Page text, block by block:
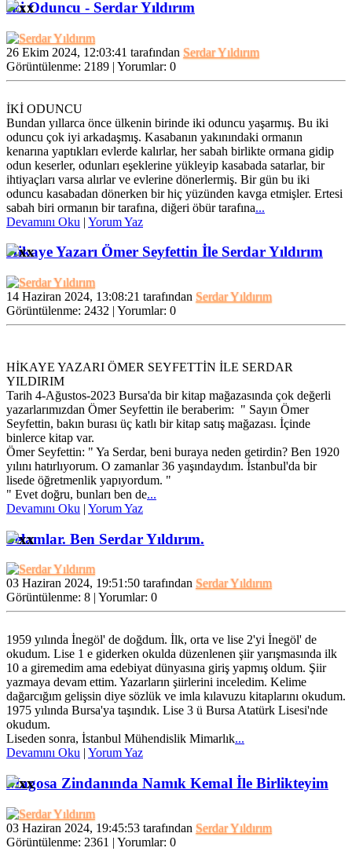
İki Oduncu - Serdar Yıldırım
26 Ekim 2024, 12:03:41 tarafından Serdar Yıldırım
Görüntülenme: 2189 | Yorumlar: 0
İKİ ODUNCU
Bundan yıllarca önce ülkenin birinde iki oduncu yaşarmış. Bu iki
oduncu çok iyi arkadaşmış. Kasabanın yakınındaki ormanın
kenarına yaptıkları evlerde kalırlar, her sabah birlikte ormana gidip
odun keserler, odunları eşeklerine yükleyip kasabada satarlar, bir
ihtiyaçları varsa alırlar ve evlerine dönerlermiş. Bir gün bu iki
oduncu kasabadan dönerken bir hiç yüzünden kavga etmişler. Ertesi
sabah biri ormanın bir tarafına, diğeri öbür tarafına...
Devamını Oku | Yorum Yaz
Hikaye Yazarı Ömer Seyfettin İle Serdar Yıldırım
14 Haziran 2024, 13:08:21 tarafından Serdar Yıldırım
Görüntülenme: 2432 | Yorumlar: 0
HİKAYE YAZARI ÖMER SEYFETTİN İLE SERDAR
YILDIRIM
Tarih 4-Ağustos-2023 Bursa'da bir kitap mağazasında çok değerli
yazarlarımızdan Ömer Seyfettin ile beraberim: " Sayın Ömer
Seyfettin, bakın burası üç katlı bir kitap satış mağazası. İçinde
binlerce kitap var.
Ömer Seyfettin: " Ya Serdar, beni buraya neden getirdin? Ben 1920
yılını hatırlıyorum. O zamanlar 36 yaşındaydım. İstanbul'da bir
lisede öğretmenlik yapıyordum. "
" Evet doğru, bunları ben de...
Devamını Oku | Yorum Yaz
Selamlar. Ben Serdar Yıldırım.
03 Haziran 2024, 19:51:50 tarafından Serdar Yıldırım
Görüntülenme: 8 | Yorumlar: 0
1959 yılında İnegöl' de doğdum. İlk, orta ve lise 2'yi İnegöl' de
okudum. Lise 1 e giderken okulda düzenlenen şiir yarışmasında ilk
10 a giremedim ama edebiyat dünyasına giriş yapmış oldum. Şiir
yazmaya devam ettim. Yazarların şiirlerini inceledim. Kelime
dağarcığım gelişsin diye sözlük ve imla kılavuzu kitaplarını okudum.
1975 yılında Bursa'ya taşındık. Lise 3 ü Bursa Atatürk Lisesi'nde
okudum.
Liseden sonra, İstanbul Mühendislik Mimarlık...
Devamını Oku | Yorum Yaz
Magosa Zindanında Namık Kemal İle Birlikteyim
03 Haziran 2024, 19:45:53 tarafından Serdar Yıldırım
Görüntülenme: 2361 | Yorumlar: 0